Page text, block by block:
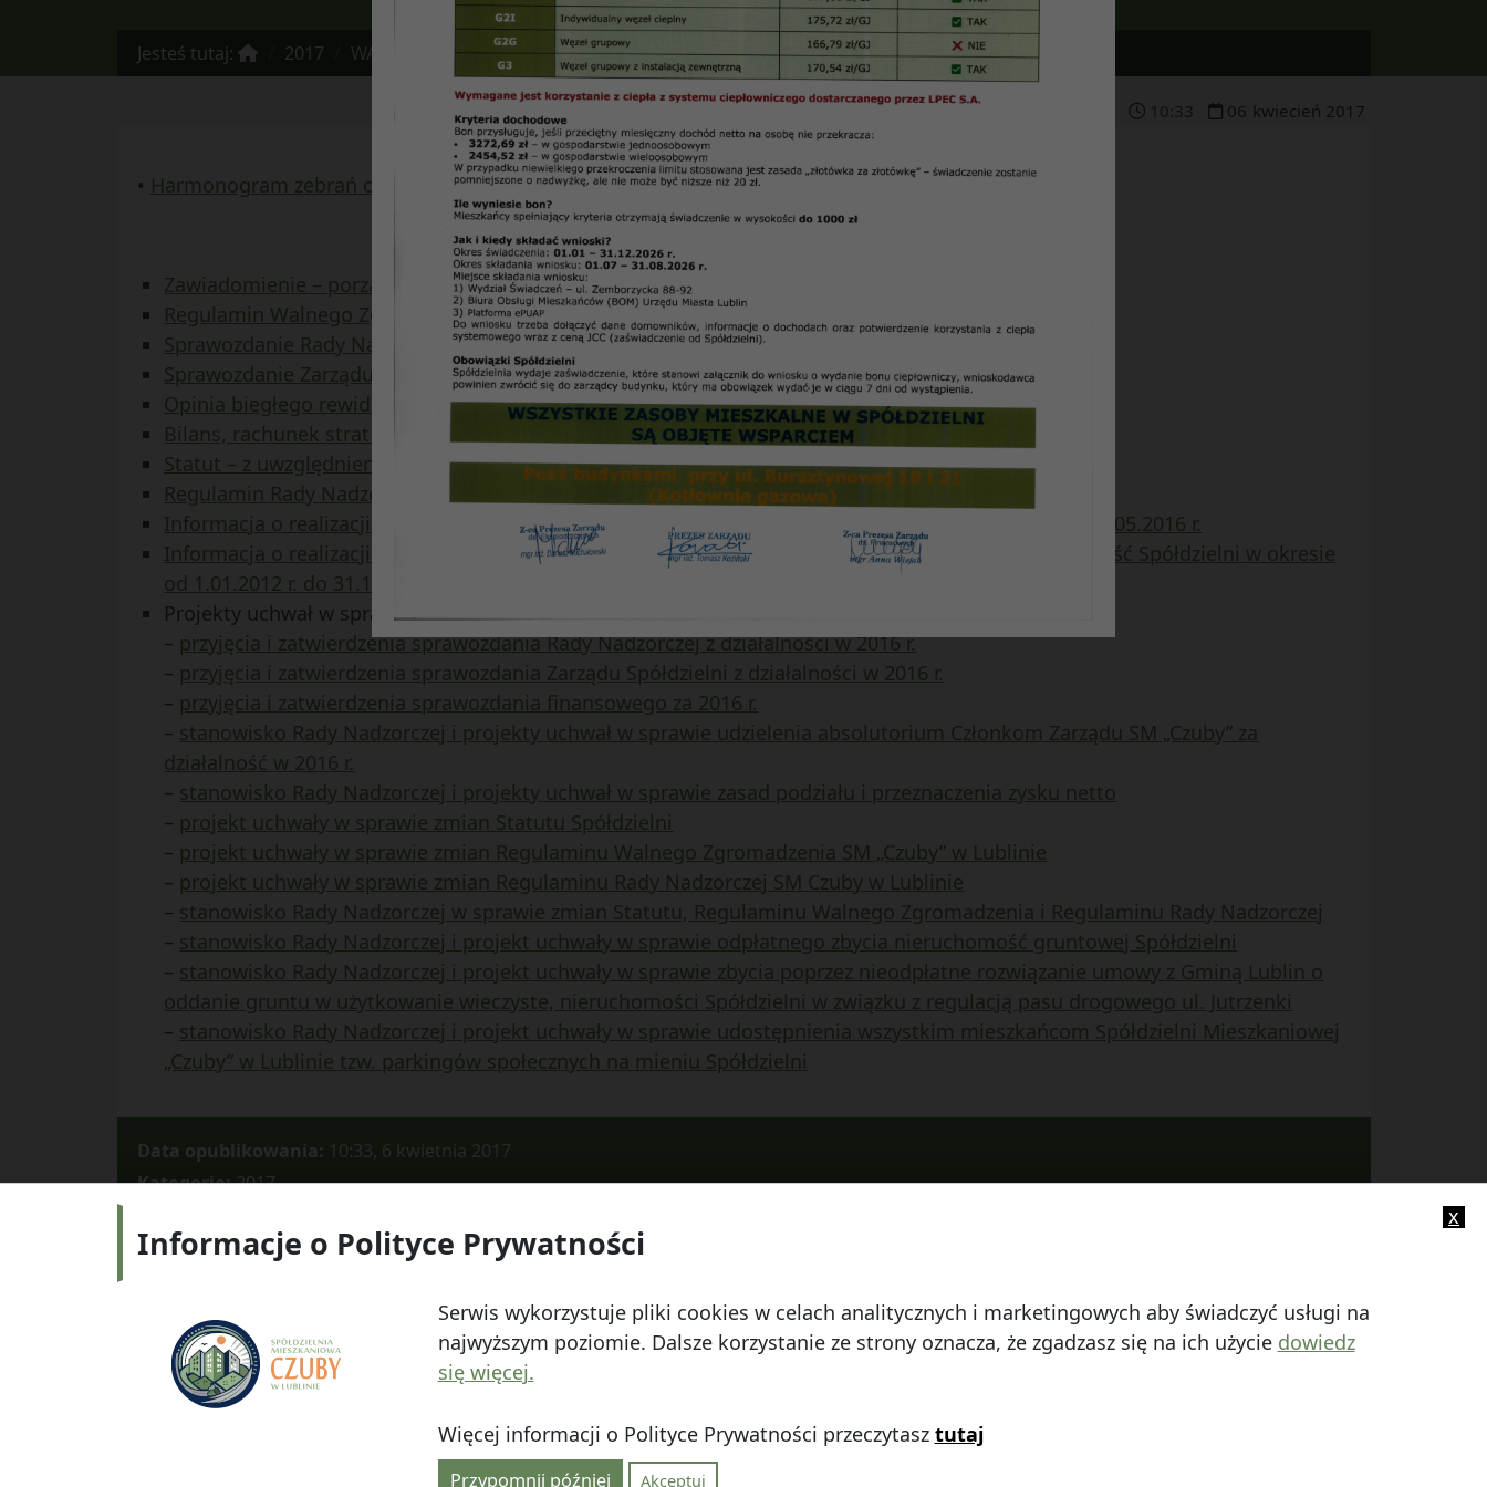
Jesteś tutaj: 2017 WALNE ZGROMADZENIE 2017 SM „Czuby” Lublin
10 33 06 kwiecień 2017
• Harmonogram zebrań części Walnego Zgromadzenia – 26.04.2017 r. – 31.05.2017 r.
Materiały na Walne Zgromadzenie SM „Czuby”
Zawiadomienie – porządek obrad
Regulamin Walnego Zgromadzenia – z uwzględnieniem proponowanych zmian
Sprawozdanie Rady Nadzorczej z działalności w 2016 r.
Sprawozdanie Zarządu Spółdzielni z działalności w 2016 r.
Opinia biegłego rewidenta w sprawie sprawozdania finansowego za 2016 r.
Bilans, rachunek strat i zysków (Sprawozdanie finansowe za 2016 r.)
Statut – z uwzględnieniem proponowanych zmian
Regulamin Rady Nadzorczej – z uwzględnieniem proponowanych zmian
Informacja o realizacji wniosków zgłoszonych na Walnym Zgromadzeniu w dniach 27.04.2016 r. do 31.05.2016 r.
Informacja o realizacji wniosków z lustracji ustawowej w SM „Czuby” w Lublinie obejmującej działalność Spółdzielni w okresie
od 1.01.2012 r. do 31.12.2014 r.
Projekty uchwał w sprawach:
– przyjęcia i zatwierdzenia sprawozdania Rady Nadzorczej z działalności w 2016 r.
– przyjęcia i zatwierdzenia sprawozdania Zarządu Spółdzielni z działalności w 2016 r.
– przyjęcia i zatwierdzenia sprawozdania finansowego za 2016 r.
– stanowisko Rady Nadzorczej i projekty uchwał w sprawie udzielenia absolutorium Członkom Zarządu SM „Czuby” za
działalność w 2016 r.
– stanowisko Rady Nadzorczej i projekty uchwał w sprawie zasad podziału i przeznaczenia zysku netto
– projekt uchwały w sprawie zmian Statutu Spółdzielni
– projekt uchwały w sprawie zmian Regulaminu Walnego Zgromadzenia SM „Czuby” w Lublinie
– projekt uchwały w sprawie zmian Regulaminu Rady Nadzorczej SM Czuby w Lublinie
– stanowisko Rady Nadzorczej w sprawie zmian Statutu, Regulaminu Walnego Zgromadzenia i Regulaminu Rady Nadzorczej
– stanowisko Rady Nadzorczej i projekt uchwały w sprawie odpłatnego zbycia nieruchomość gruntowej Spółdzielni
– stanowisko Rady Nadzorczej i projekt uchwały w sprawie zbycia poprzez nieodpłatne rozwiązanie umowy z Gminą Lublin o
oddanie gruntu w użytkowanie wieczyste, nieruchomości Spółdzielni w związku z regulacją pasu drogowego ul. Jutrzenki
– stanowisko Rady Nadzorczej i projekt uchwały w sprawie udostępnienia wszystkim mieszkańcom Spółdzielni Mieszkaniowej
„Czuby” w Lublinie tzw. parkingów społecznych na mieniu Spółdzielni
Data opublikowania: 10:33, 6 kwietnia 2017
Kategorie:2017
Spółdzielnia Mieszkaniowa "Czuby" w Lublinie|Polityka prywatności
x
Informacje o Polityce Prywatności
Serwis wykorzystuje pliki cookies w celach analitycznych i marketingowych aby świadczyć usługi na
najwyższym poziomie. Dalsze korzystanie ze strony oznacza, że zgadzasz się na ich użycie dowiedz
się więcej.
Więcej informacji o Polityce Prywatności przeczytasz tutaj
Przypomnij później Akceptuj